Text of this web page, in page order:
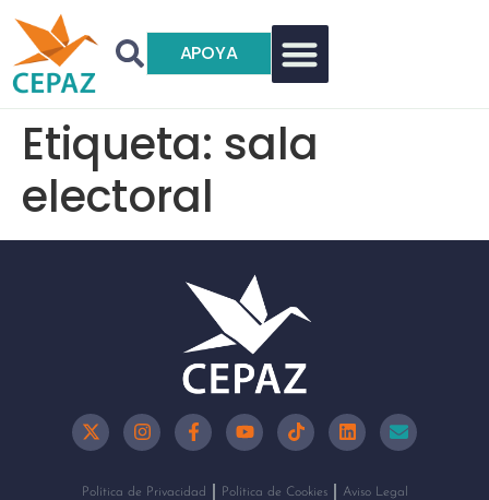
APOYA
Etiqueta: sala
electoral
Política de Privacidad Política de Cookies Aviso Legal